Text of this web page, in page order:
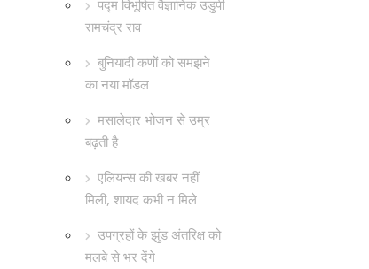
पद्म विभूषित वैज्ञानिक उडुपी
रामचंद्र राव
बुनियादी कणों को समझने
का नया मॉडल
मसालेदार भोजन से उम्र
बढ़ती है
एलियन्स की खबर नहीं
मिली, शायद कभी न मिले
उपग्रहों के झुंड अंतरिक्ष को
मलबे से भर देंगे